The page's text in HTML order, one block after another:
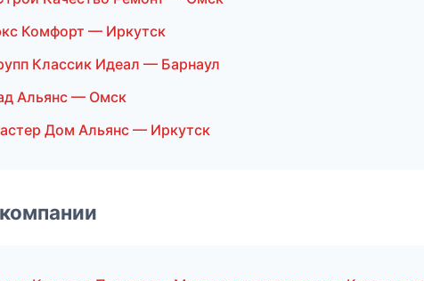
Комфорт — Иркутск
Классик Идеал — Барнаул
Альянс — Омск
Дом Альянс — Иркутск